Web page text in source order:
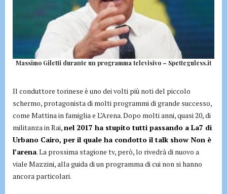
Massimo Giletti durante un programma televisivo – Spetteguless.it
Il conduttore torinese è uno dei volti più noti del piccolo
schermo, protagonista di molti programmi di grande successo,
come Mattina in famiglia e L’Arena. Dopo molti anni, quasi 20, di
militanza in Rai,nel 2017 ha stupito tutti passando a La7 di
Urbano Cairo, per il quale ha condotto il talk show Non è
l’arena. La prossima stagione tv, però, lo rivedrà di nuovo a
viale Mazzini, alla guida di un programma di cui non si hanno
ancora particolari.